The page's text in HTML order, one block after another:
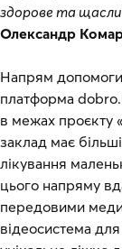
здорове та
Олександр
Напрям допомоги
платформа
в межах проєкту
заклад має
лікування
цього напряму
передовими
відеосистема для